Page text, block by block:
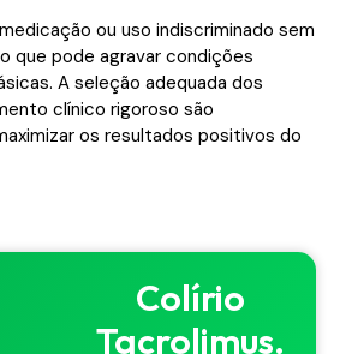
ou uso indiscriminado sem
que pode agravar condições
A seleção adequada dos
clínico rigoroso são
os resultados positivos do
Colírio
Tacrolimus.